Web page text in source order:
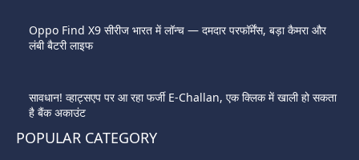
Oppo Find X9 सीरीज भारत में लॉन्च — दमदार परफॉर्मेंस, बड़ा कैमरा और
लंबी बैटरी लाइफ
सावधान! व्हाट्सएप पर आ रहा फर्जी E-Challan, एक क्लिक में खाली हो सकता
है बैंक अकाउंट
POPULAR CATEGORY